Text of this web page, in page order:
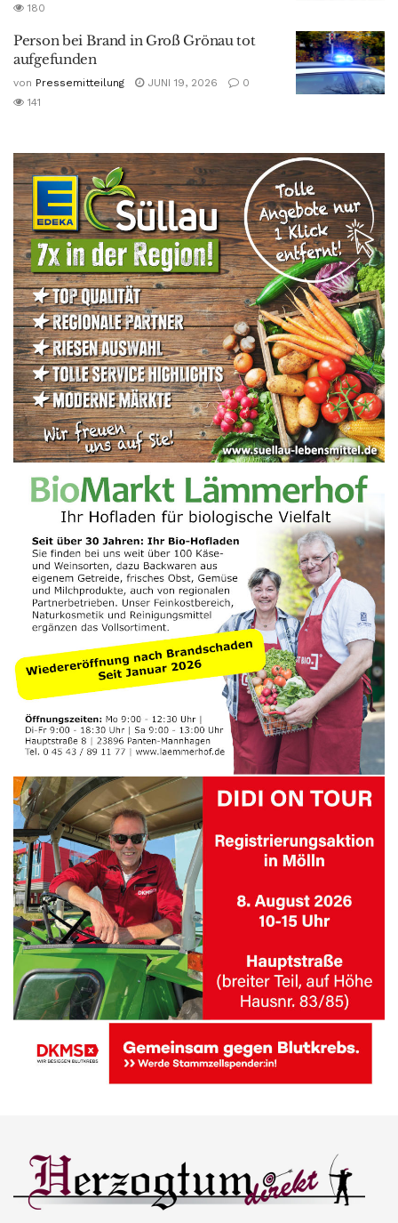
180
Person bei Brand in Groß Grönau tot
aufgefunden
von Pressemitteilung JUNI 19, 2026
0
141